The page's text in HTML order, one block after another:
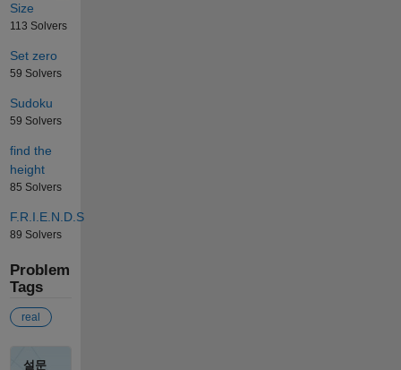
Size
113 Solvers
Set zero
59 Solvers
Sudoku
59 Solvers
find the
height
85 Solvers
F.R.I.E.N.D.S
89 Solvers
Problem
Tags
real